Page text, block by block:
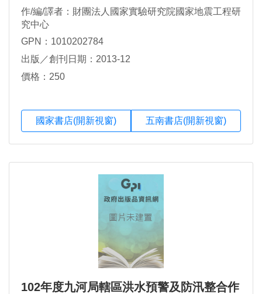
作/編/譯者：財團法人國家實驗研究院國家地震工程研
究中心
GPN：1010202784
出版／創刊日期：2013-12
價格：250
國家書店(開新視窗) 五南書店(開新視窗)
102年度九河局轄區洪水預警及防汛整合作